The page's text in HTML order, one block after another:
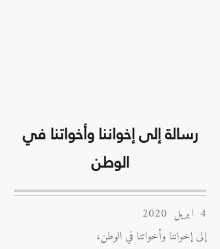
رسالة إلى إخواننا وأخواتنا في
الوطن
4 ابريل 2020
إلى إخواننا وأخواتنا في الوطن،